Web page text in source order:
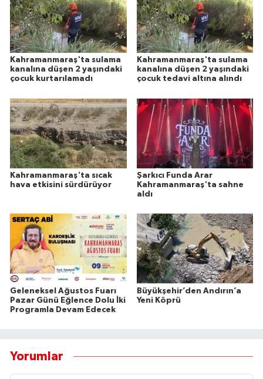
Kahramanmaraş'ta sulama
kanalına düşen 2 yaşındaki
çocuk kurtarılamadı
Kahramanmaraş'ta sulama
kanalına düşen 2 yaşındaki
çocuk tedavi altına alındı
Kahramanmaraş'ta sıcak
hava etkisini sürdürüyor
Şarkıcı Funda Arar
Kahramanmaraş'ta sahne
aldı
Geleneksel Ağustos Fuarı
Pazar Günü Eğlence Dolu İki
Programla Devam Edecek
Büyükşehir’den Andırın’a
Yeni Köprü
Yorumlar